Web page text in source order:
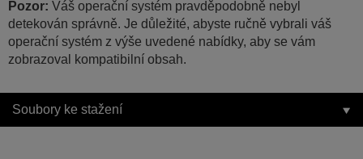
Pozor: Váš operační systém pravděpodobně nebyl
detekován správně. Je důležité, abyste ručně vybrali váš
operační systém z výše uvedené nabídky, aby se vám
zobrazoval kompatibilní obsah.
Soubory ke stažení